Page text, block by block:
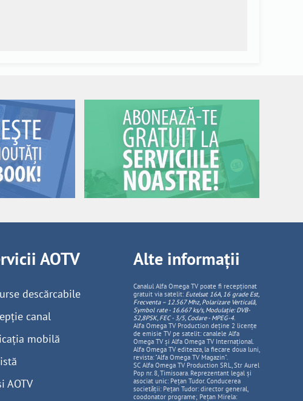
AOTV
descărcabile
canal
mobilă
AOTV
Alte informații
Canalul Alfa Omega TV poate fi recepționat
gratuit via satelit: Eutelsat 16A, 16 grade Est,
Frecventa – 12.567 Mhz, PolarizareVerticală,
Symbol rate - 16.667 ks/s, Modulație: DVB-
S2,8PSK, FEC - 3/5, Codare - MPEG-4.
Alfa Omega TV Production deține 2 licențe
de emisie TV pe satelit: canalele Alfa
Omega TV și Alfa Omega TV Internațional.
Alfa Omega TV editeaza, la fiecare doua luni,
revista: "Alfa Omega TV Magazin".
SC Alfa Omega TV Production SRL, Str Aurel
Pop nr. 8, Timisoara. Reprezentant legal și
asociat unic: Pețan Tudor. Conducerea
societății: Pețan Tudor: director general,
coodonator programe; Pețan Mirela: